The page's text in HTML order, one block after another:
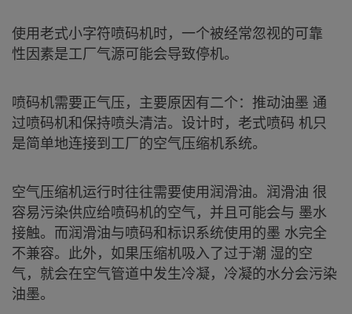
使用老式小字符喷码机时，一个被经常忽视的可靠
性因素是工厂气源可能会导致停机。
喷码机需要正气压，主要原因有二个：推动油墨 通
过喷码机和保持喷头清洁。设计时，老式喷码 机只
是简单地连接到工厂的空气压缩机系统。
空气压缩机运行时往往需要使用润滑油。润滑油 很
容易污染供应给喷码机的空气，并且可能会与 墨水
接触。而润滑油与喷码和标识系统使用的墨 水完全
不兼容。此外，如果压缩机吸入了过于潮 湿的空
气，就会在空气管道中发生冷凝，冷凝的水分会污染
油墨。